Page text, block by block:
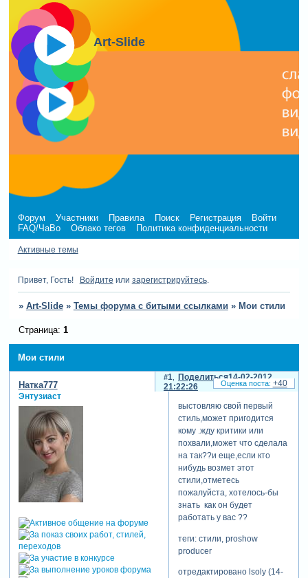
Art-Slide
Форум Участники Правила Поиск Регистрация
Войти
FAQ/ЧаВо
Облако тегов Политика конфиденциальности
Активные темы
Привет, Гость! Войдите или зарегистрируйтесь.
» Art-Slide » Темы форума с битыми ссылками » Мои стили
Мои стили
Страница: 1
Поделиться
1
14-02-2012
21:22:26
Натка777
Энтузиаст
выстовляю свой первый
стиль,может пригодится
кому .жду критики или
похвали,может что сделала
на так??и еще,если кто
нибудь возмет этот
стили,отметесь
пожалуйста, хотелось-бы
знать как он будет
работать у вас ??
теги: стили, proshow
producer
отредактировано lsoly (14-
+40